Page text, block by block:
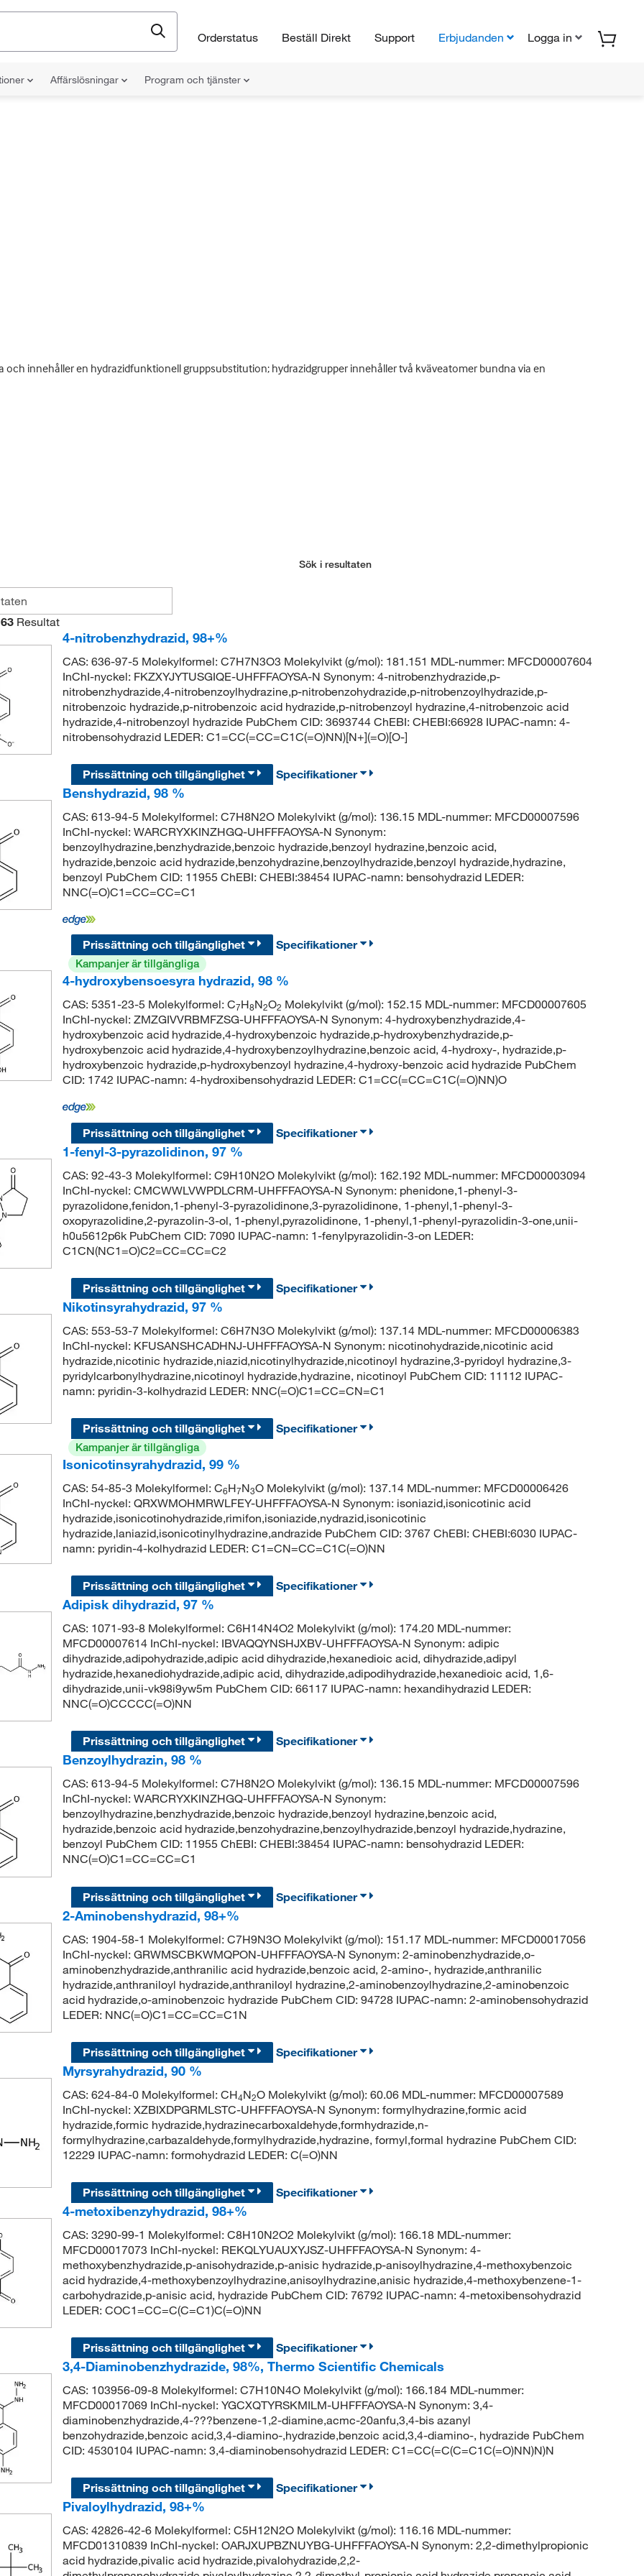
Orderstatus Beställ Direkt Support Erbjudanden Logga in
Affärslösningar Program och tjänster
innehåller en hydrazidfunktionell gruppsubstitution; hydrazidgrupper innehåller två kväveatomer bundna via en
Sök i resultaten
63 Resultat
4-nitrobenzhydrazid, 98+%
CAS: 636-97-5 Molekylformel: C7H7N3O3 Molekylvikt (g/mol): 181.151 MDL-nummer: MFCD00007604
InChI-nyckel: FKZXYJYTUSGIQE-UHFFFAOYSA-N Synonym: 4-nitrobenzhydrazide,p-
nitrobenzhydrazide,4-nitrobenzoylhydrazine,p-nitrobenzohydrazide,p-nitrobenzoylhydrazide,p-
nitrobenzoic hydrazide,p-nitrobenzoic acid hydrazide,p-nitrobenzoyl hydrazine,4-nitrobenzoic acid
hydrazide,4-nitrobenzoyl hydrazide PubChem CID: 3693744 ChEBI: CHEBI:66928 IUPAC-namn: 4-
nitrobensohydrazid LEDER: C1=CC(=CC=C1C(=O)NN)[N+](=O)[O-]
Prissättning och tillgänglighet
Specifikationer
Benshydrazid, 98 %
CAS: 613-94-5 Molekylformel: C7H8N2O Molekylvikt (g/mol): 136.15 MDL-nummer: MFCD00007596
InChI-nyckel: WARCRYXKINZHGQ-UHFFFAOYSA-N Synonym:
benzoylhydrazine,benzhydrazide,benzoic hydrazide,benzoyl hydrazine,benzoic acid,
hydrazide,benzoic acid hydrazide,benzohydrazine,benzoylhydrazide,benzoyl hydrazide,hydrazine,
benzoyl PubChem CID: 11955 ChEBI: CHEBI:38454 IUPAC-namn: bensohydrazid LEDER:
NNC(=O)C1=CC=CC=C1
Prissättning och tillgänglighet
Specifikationer
Kampanjer är tillgängliga
4-hydroxybensoesyra hydrazid, 98 %
CAS: 5351-23-5 Molekylformel: C7H8N2O2 Molekylvikt (g/mol): 152.15 MDL-nummer: MFCD00007605
InChI-nyckel: ZMZGIVVRBMFZSG-UHFFFAOYSA-N Synonym: 4-hydroxybenzhydrazide,4-
hydroxybenzoic acid hydrazide,4-hydroxybenzoic hydrazide,p-hydroxybenzhydrazide,p-
hydroxybenzoic acid hydrazide,4-hydroxybenzoylhydrazine,benzoic acid, 4-hydroxy-, hydrazide,p-
hydroxybenzoic hydrazide,p-hydroxybenzoyl hydrazine,4-hydroxy-benzoic acid hydrazide PubChem
CID: 1742 IUPAC-namn: 4-hydroxibensohydrazid LEDER: C1=CC(=CC=C1C(=O)NN)O
Prissättning och tillgänglighet
Specifikationer
1-fenyl-3-pyrazolidinon, 97 %
CAS: 92-43-3 Molekylformel: C9H10N2O Molekylvikt (g/mol): 162.192 MDL-nummer: MFCD00003094
InChI-nyckel: CMCWWLVWPDLCRM-UHFFFAOYSA-N Synonym: phenidone,1-phenyl-3-
pyrazolidone,fenidon,1-phenyl-3-pyrazolidinone,3-pyrazolidinone, 1-phenyl,1-phenyl-3-
oxopyrazolidine,2-pyrazolin-3-ol, 1-phenyl,pyrazolidinone, 1-phenyl,1-phenyl-pyrazolidin-3-one,unii-
h0u5612p6k PubChem CID: 7090 IUPAC-namn: 1-fenylpyrazolidin-3-on LEDER:
C1CN(NC1=O)C2=CC=CC=C2
Prissättning och tillgänglighet
Specifikationer
Nikotinsyrahydrazid, 97 %
CAS: 553-53-7 Molekylformel: C6H7N3O Molekylvikt (g/mol): 137.14 MDL-nummer: MFCD00006383
InChI-nyckel: KFUSANSHCADHNJ-UHFFFAOYSA-N Synonym: nicotinohydrazide,nicotinic acid
hydrazide,nicotinic hydrazide,niazid,nicotinylhydrazide,nicotinoyl hydrazine,3-pyridoyl hydrazine,3-
pyridylcarbonylhydrazine,nicotinoyl hydrazide,hydrazine, nicotinoyl PubChem CID: 11112 IUPAC-
namn: pyridin-3-kolhydrazid LEDER: NNC(=O)C1=CC=CN=C1
Prissättning och tillgänglighet
Specifikationer
Kampanjer är tillgängliga
Isonicotinsyrahydrazid, 99 %
CAS: 54-85-3 Molekylformel: C6H7N3O Molekylvikt (g/mol): 137.14 MDL-nummer: MFCD00006426
InChI-nyckel: QRXWMOHMRWLFEY-UHFFFAOYSA-N Synonym: isoniazid,isonicotinic acid
hydrazide,isonicotinohydrazide,rimifon,isoniazide,nydrazid,isonicotinic
hydrazide,laniazid,isonicotinylhydrazine,andrazide PubChem CID: 3767 ChEBI: CHEBI:6030 IUPAC-
namn: pyridin-4-kolhydrazid LEDER: C1=CN=CC=C1C(=O)NN
Prissättning och tillgänglighet
Specifikationer
Adipisk dihydrazid, 97 %
CAS: 1071-93-8 Molekylformel: C6H14N4O2 Molekylvikt (g/mol): 174.20 MDL-nummer:
MFCD00007614 InChI-nyckel: IBVAQQYNSHJXBV-UHFFFAOYSA-N Synonym: adipic
dihydrazide,adipohydrazide,adipic acid dihydrazide,hexanedioic acid, dihydrazide,adipyl
hydrazide,hexanediohydrazide,adipic acid, dihydrazide,adipodihydrazide,hexanedioic acid, 1,6-
dihydrazide,unii-vk98i9yw5m PubChem CID: 66117 IUPAC-namn: hexandihydrazid LEDER:
NNC(=O)CCCCC(=O)NN
Prissättning och tillgänglighet
Specifikationer
Benzoylhydrazin, 98 %
CAS: 613-94-5 Molekylformel: C7H8N2O Molekylvikt (g/mol): 136.15 MDL-nummer: MFCD00007596
InChI-nyckel: WARCRYXKINZHGQ-UHFFFAOYSA-N Synonym:
benzoylhydrazine,benzhydrazide,benzoic hydrazide,benzoyl hydrazine,benzoic acid,
hydrazide,benzoic acid hydrazide,benzohydrazine,benzoylhydrazide,benzoyl hydrazide,hydrazine,
benzoyl PubChem CID: 11955 ChEBI: CHEBI:38454 IUPAC-namn: bensohydrazid LEDER:
NNC(=O)C1=CC=CC=C1
Prissättning och tillgänglighet
Specifikationer
2-Aminobenshydrazid, 98+%
CAS: 1904-58-1 Molekylformel: C7H9N3O Molekylvikt (g/mol): 151.17 MDL-nummer: MFCD00017056
InChI-nyckel: GRWMSCBKWMQPON-UHFFFAOYSA-N Synonym: 2-aminobenzhydrazide,o-
aminobenzhydrazide,anthranilic acid hydrazide,benzoic acid, 2-amino-, hydrazide,anthranilic
hydrazide,anthraniloyl hydrazide,anthraniloyl hydrazine,2-aminobenzoylhydrazine,2-aminobenzoic
acid hydrazide,o-aminobenzoic hydrazide PubChem CID: 94728 IUPAC-namn: 2-aminobensohydrazid
LEDER: NNC(=O)C1=CC=CC=C1N
Prissättning och tillgänglighet
Specifikationer
Myrsyrahydrazid, 90 %
CAS: 624-84-0 Molekylformel: CH4N2O Molekylvikt (g/mol): 60.06 MDL-nummer: MFCD00007589
InChI-nyckel: XZBIXDPGRMLSTC-UHFFFAOYSA-N Synonym: formylhydrazine,formic acid
hydrazide,formic hydrazide,hydrazinecarboxaldehyde,formhydrazide,n-
formylhydrazine,carbazaldehyde,formylhydrazide,hydrazine, formyl,formal hydrazine PubChem CID:
12229 IUPAC-namn: formohydrazid LEDER: C(=O)NN
Prissättning och tillgänglighet
Specifikationer
4-metoxibenzyhydrazid, 98+%
CAS: 3290-99-1 Molekylformel: C8H10N2O2 Molekylvikt (g/mol): 166.18 MDL-nummer:
MFCD00017073 InChI-nyckel: REKQLYUAUXYJSZ-UHFFFAOYSA-N Synonym: 4-
methoxybenzhydrazide,p-anisohydrazide,p-anisic hydrazide,p-anisoylhydrazine,4-methoxybenzoic
acid hydrazide,4-methoxybenzoylhydrazine,anisoylhydrazine,anisic hydrazide,4-methoxybenzene-1-
carbohydrazide,p-anisic acid, hydrazide PubChem CID: 76792 IUPAC-namn: 4-metoxibensohydrazid
LEDER: COC1=CC=C(C=C1)C(=O)NN
Prissättning och tillgänglighet
Specifikationer
3,4-Diaminobenzhydrazide, 98%, Thermo Scientific Chemicals
CAS: 103956-09-8 Molekylformel: C7H10N4O Molekylvikt (g/mol): 166.184 MDL-nummer:
MFCD00017069 InChI-nyckel: YGCXQTYRSKMILM-UHFFFAOYSA-N Synonym: 3,4-
diaminobenzhydrazide,4-???benzene-1,2-diamine,acmc-20anfu,3,4-bis azanyl
benzohydrazide,benzoic acid,3,4-diamino-,hydrazide,benzoic acid,3,4-diamino-, hydrazide PubChem
CID: 4530104 IUPAC-namn: 3,4-diaminobensohydrazid LEDER: C1=CC(=C(C=C1C(=O)NN)N)N
Prissättning och tillgänglighet
Specifikationer
Pivaloylhydrazid, 98+%
CAS: 42826-42-6 Molekylformel: C5H12N2O Molekylvikt (g/mol): 116.16 MDL-nummer:
MFCD01310839 InChI-nyckel: OARJXUPBZNUYBG-UHFFFAOYSA-N Synonym: 2,2-dimethylpropionic
acid hydrazide,pivalic acid hydrazide,pivalohydrazide,2,2-